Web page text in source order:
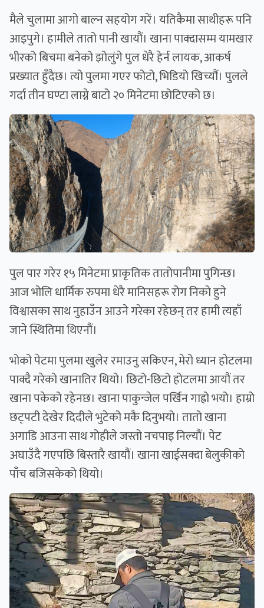
मैले चुलामा आगो बाल्न सहयोग गरें। यतिकैमा साथीहरू पनि
आइपुगे। हामीले तातो पानी खायौं। खाना पाक्दासम्म यामखार
भीरको बिचमा बनेको झोलुंगे पुल धेरै हेर्न लायक, आकर्ष
प्रख्यात हुँदैछ। त्यो पुलमा गएर फोटो, भिडियो खिच्यौं। पुलले
गर्दा तीन घण्टा लाग्ने बाटो २० मिनेटमा छोटिएको छ।
पुल पार गरेर १५ मिनेटमा प्राकृतिक तातोपानीमा पुगिन्छ।
आज भोलि धार्मिक रुपमा धेरै मानिसहरू रोग निको हुने
विश्वासका साथ नुहाउँन आउने गरेका रहेछन् तर हामी त्यहाँ
जाने स्थितिमा थिएनौं।
भोको पेटमा पुलमा खुलेर रमाउनु सकिएन, मेरो ध्यान होटलमा
पाक्दै गरेको खानातिर थियो। छिटो-छिटो होटलमा आयौं तर
खाना पकेको रहेनछ। खाना पाकुन्जेल पर्खिन गाह्रो भयो। हाम्रो
छट्पटी देखेर दिदीले भुटेको मकै दिनुभयो। तातो खाना
अगाडि आउना साथ गोहीले जस्तो नचपाइ निल्यौं। पेट
अघाउँदै गएपछि बिस्तारै खायौं। खाना खाईसक्दा बेलुकीको
पाँच बजिसकेको थियो।